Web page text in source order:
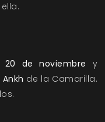
20 de noviembre y
de la Camarilla.